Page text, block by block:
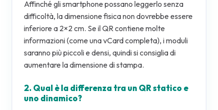
Affinché gli smartphone possano leggerlo senza
difficoltà, la dimensione fisica non dovrebbe essere
inferiore a 2×2 cm. Se il QR contiene molte
informazioni (come una vCard completa), i moduli
saranno più piccoli e densi, quindi si consiglia di
aumentare la dimensione di stampa.
2. Qual è la differenza tra un QR statico e
uno dinamico?